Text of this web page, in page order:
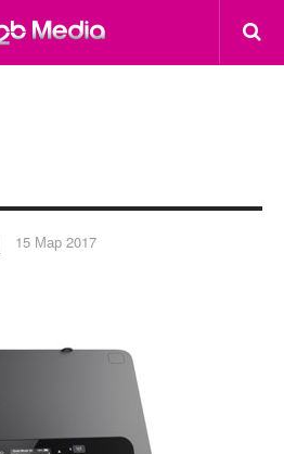
15 Мар 2017